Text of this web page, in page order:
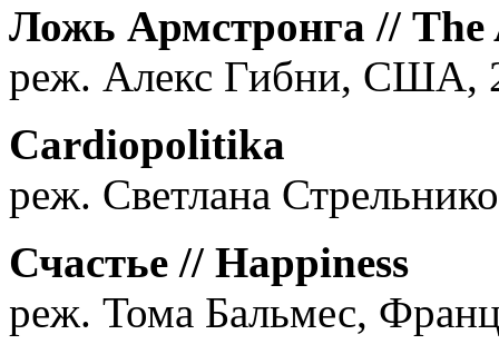
Ложь Армстронга //
реж. Алекс Гибни, США,
Cardiopolitika
реж. Светлана
Счастье // Happiness
реж. Тома Бальмес,